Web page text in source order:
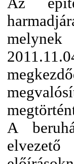
melynek
A
elvezető